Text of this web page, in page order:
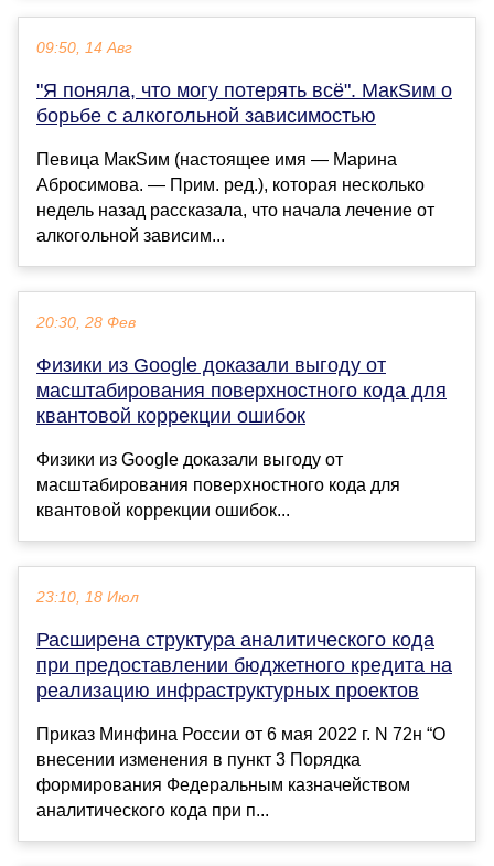
09:50, 14 Авг
"Я поняла, что могу потерять всё". МакSим о
борьбе с алкогольной зависимостью
Певица МакSим (настоящее имя — Марина
Абросимова. — Прим. ред.), которая несколько
недель назад рассказала, что начала лечение от
алкогольной зависим...
20:30, 28 Фев
Физики из Google доказали выгоду от
масштабирования поверхностного кода для
квантовой коррекции ошибок
Физики из Google доказали выгоду от
масштабирования поверхностного кода для
квантовой коррекции ошибок...
23:10, 18 Июл
Расширена структура аналитического кода
при предоставлении бюджетного кредита на
реализацию инфраструктурных проектов
Приказ Минфина России от 6 мая 2022 г. N 72н “О
внесении изменения в пункт 3 Порядка
формирования Федеральным казначейством
аналитического кода при п...